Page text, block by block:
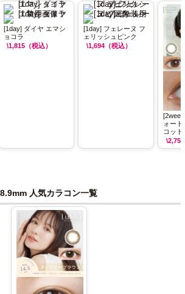
[1day] ダイヤ エマシ
ョコラ
\1,815 （税込）
[1day] フェレーヌ フ
ェリッシュピンク
\1,694 （税込）
ォー
コッ
\2,750
8.9mm 人気カラコン一覧